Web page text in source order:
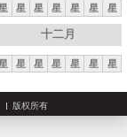
星 星 星 星 星 星
十二月
星 星 星 星 星 星
版权所有